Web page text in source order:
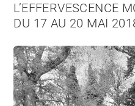
L’EFFERVESCENCE
DU 17 AU 20 MAI